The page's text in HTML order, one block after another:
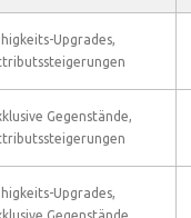
Upgrades,
Gegenstände,
Upgrades,